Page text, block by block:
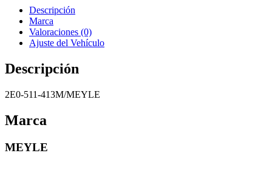
Descripción
Marca
Valoraciones (0)
Ajuste del Vehículo
Descripción
2E0-511-413M/MEYLE
Marca
MEYLE